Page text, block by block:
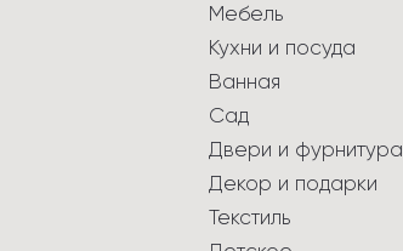
Мебель
Кухни и посуда
Ванная
Сад
Двери и фурнитура
Декор и подарки
Текстиль